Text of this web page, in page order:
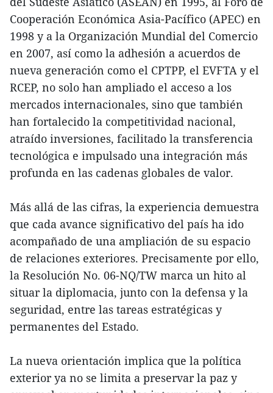
Cooperación Económica Asia-Pacífico (APEC) en
1998 y a la Organización Mundial del Comercio
en 2007, así como la adhesión a acuerdos de
nueva generación como el CPTPP, el EVFTA y el
RCEP, no solo han ampliado el acceso a los
mercados internacionales, sino que también
han fortalecido la competitividad nacional,
atraído inversiones, facilitado la transferencia
tecnológica e impulsado una integración más
profunda en las cadenas globales de valor.
Más allá de las cifras, la experiencia demuestra
que cada avance significativo del país ha ido
acompañado de una ampliación de su espacio
de relaciones exteriores. Precisamente por ello,
la Resolución No. 06-NQ/TW marca un hito al
situar la diplomacia, junto con la defensa y la
seguridad, entre las tareas estratégicas y
permanentes del Estado.
La nueva orientación implica que la política
exterior ya no se limita a preservar la paz y